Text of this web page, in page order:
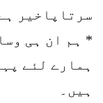
سرتاپاخیر
* ہم ان ہی
ہمارے لئے
ہیں۔